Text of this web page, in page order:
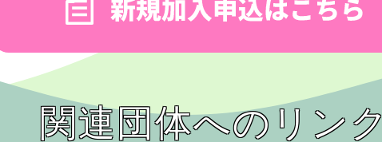
関連団体へのリンク